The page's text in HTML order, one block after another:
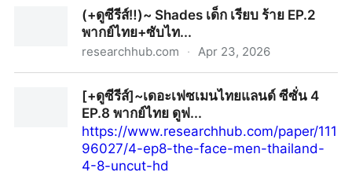
(+ดูซีรีส์‼️)~ Shades เด็ก เรียบ ร้าย EP.2
พากย์ไทย+ซับไท...
researchhub.com · Apr 23, 2026
[+ดูซีรีส์]~เดอะเฟซเมนไทยแลนด์ ซีซั่น 4
EP.8 พากย์ไทย ดูฟ...
https://www.researchhub.com/paper/111
96027/4-ep8-the-face-men-thailand-
4-8-uncut-hd